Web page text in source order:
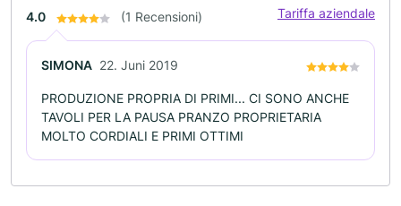
4.0 (1 Recensioni) Tariffa aziendale
SIMONA 22. Juni 2019
PRODUZIONE PROPRIA DI PRIMI... CI SONO ANCHE
TAVOLI PER LA PAUSA PRANZO PROPRIETARIA
MOLTO CORDIALI E PRIMI OTTIMI